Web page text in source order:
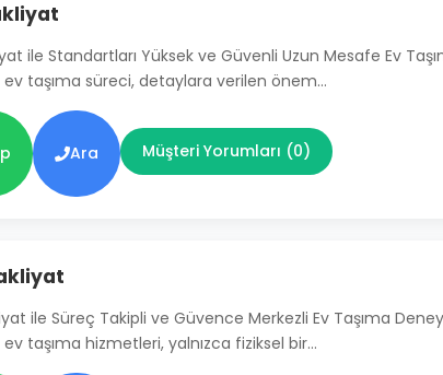
ile Standartları Yüksek ve Güvenli Uzun Mesafe Ev
taşıma süreci, detaylara verilen önem…
Ara Müşteri Yorumları (0)
ile Süreç Takipli ve Güvence Merkezli Ev Taşıma
taşıma hizmetleri, yalnızca fiziksel bir…